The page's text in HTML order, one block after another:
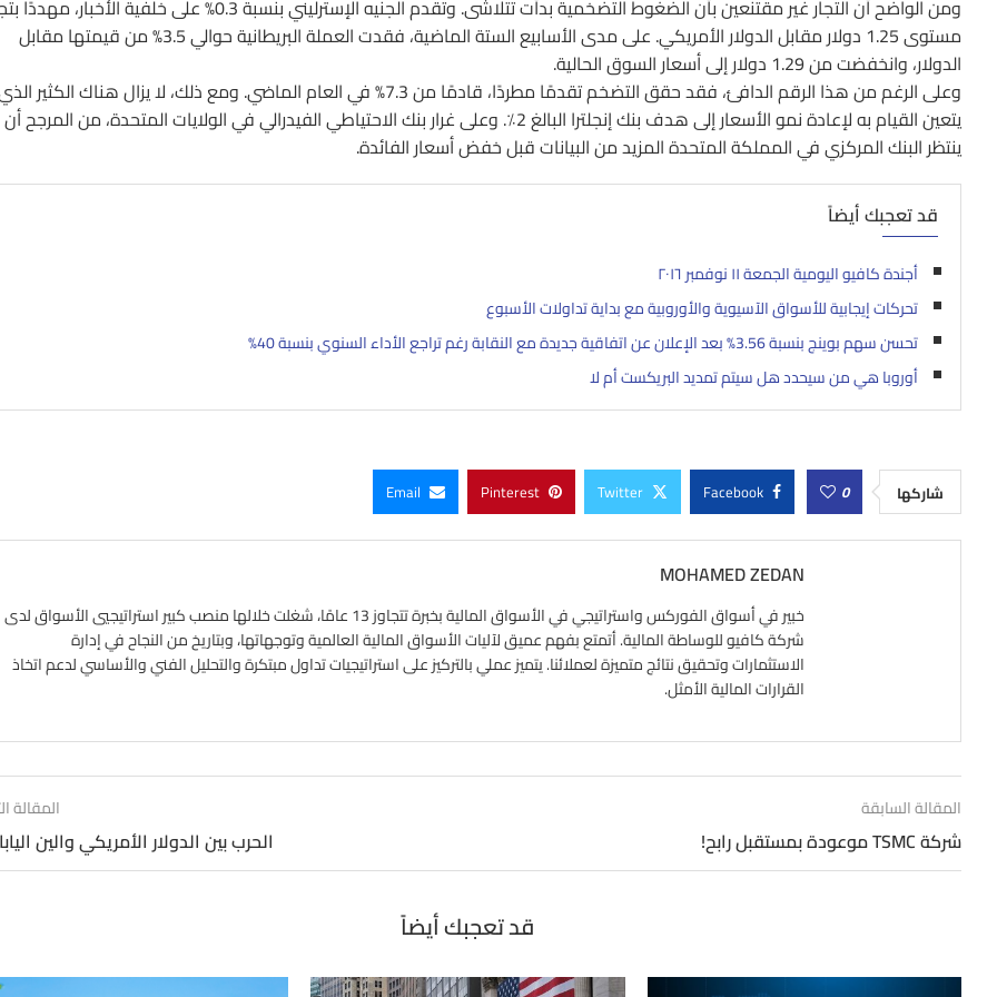
ومن الواضح أن التجار غير مقتنعين بأن الضغوط التضخمية بدأت تتلاشى. وتقدم الجنيه الإسترليني بنسبة 0.3% على خلفية
مستوى 1.25 دولار مقابل الدولار الأمريكي. على مدى الأسابيع الستة الماضية، فقدت العملة البريطانية حوالي 3.5% من قيمتها مقابل
الدولار، وانخفضت من 1.29 دولار إلى أسعار السوق الحالية.
وعلى الرغم من هذا الرقم الدافئ، فقد حقق التضخم تقدمًا مطردًا، قادمًا من 7.3% في العام الماضي. ومع ذلك، لا يزال هناك الكثير
يتعين القيام به لإعادة نمو الأسعار إلى هدف بنك إنجلترا البالغ 2٪. وعلى غرار بنك الاحتياطي الفيدرالي في الولايات المتحدة، من المرجح أن
ينتظر البنك المركزي في المملكة المتحدة المزيد من البيانات قبل خفض أسعار الفائدة.
قد تعجبك أيضاً
أجندة كافيو اليومية الجمعة ١١ نوفمبر ٢٠١٦
تحركات إيجابية للأسواق الآسيوية والأوروبية مع بداية تداولات الأسبوع
تحسن سهم بوينج بنسبة 3.56% بعد الإعلان عن اتفاقية جديدة مع النقابة رغم تراجع الأداء السنوي بنسبة 40%
أوروبا هي من سيحدد هل سيتم تمديد البريكست أم لا
شاركها 0
Facebook
Twitter
Pinterest
Email
MOHAMED ZEDAN
خبير في أسواق الفوركس واستراتيجي في الأسواق المالية بخبرة تتجاوز 13 عامًا، شغلت خلالها منصب كبير استراتيجيي الأسواق لدى
شركة كافيو للوساطة المالية. أتمتع بفهم عميق لآليات الأسواق المالية العالمية وتوجهاتها، وبتاريخ من النجاح في إدارة
الاستثمارات وتحقيق نتائج متميزة لعملائنا. يتميز عملي بالتركيز على استراتيجيات تداول مبتكرة والتحليل الفني والأساسي لدعم اتخاذ
القرارات المالية الأمثل.
المقالة السابقة
شركة TSMC موعودة بمستقبل رابح!
المقالة
الحرب بين الدولار الأمريكي والين
قد تعجبك أيضاً